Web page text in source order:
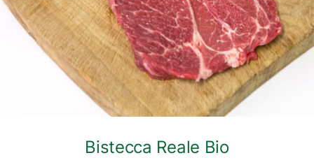
Bistecca Reale Bio